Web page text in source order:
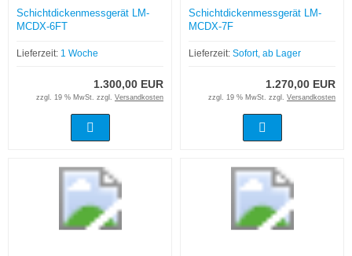
Schichtdickenmessgerät LM-
MCDX-6FT
Lieferzeit: 1 Woche
1.300,00 EUR
zzgl. 19 % MwSt. zzgl. Versandkosten
Schichtdickenmessgerät LM-
MCDX-7F
Lieferzeit: Sofort, ab Lager
1.270,00 EUR
zzgl. 19 % MwSt. zzgl. Versandkosten